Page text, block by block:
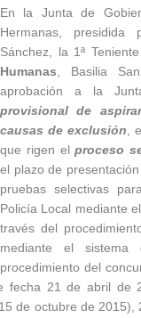
En la Junta de
Hermanas, presidida
Sánchez, la 1ª
Humanas , Basilia
aprobación a la
provisional de
causas de exclusión ,
que rigen elproceso
el plazo de
pruebas selectivas
Policía Local mediante
través del
mediante el
procedimiento del
fecha 21 de abril de
de octubre de 2015),